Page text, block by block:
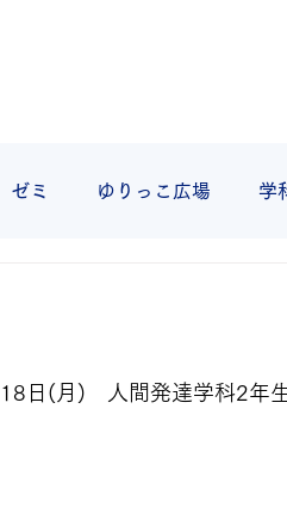
ゼミ ゆりっこ広場 学
日(月)　人間発達学科2年